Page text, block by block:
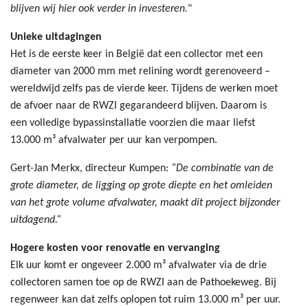
blijven wij hier ook verder in investeren."
Unieke uitdagingen
​Het is de eerste keer in België dat een collector met een
diameter van 2000 mm met relining wordt gerenoveerd –
wereldwijd zelfs pas de vierde keer. Tijdens de werken moet
de afvoer naar de RWZI gegarandeerd blijven. Daarom is
een volledige bypassinstallatie voorzien die maar liefst
13.000 m³ afvalwater per uur kan verpompen.
Gert-Jan Merkx, directeur Kumpen: “De combinatie van de
grote diameter, de ligging op grote diepte en het omleiden
van het grote volume afvalwater, maakt dit project bijzonder
uitdagend.”
Hogere kosten voor renovatie en vervanging
Elk uur komt er ongeveer 2.000 m³ afvalwater via de drie
collectoren samen toe op de RWZI aan de Pathoekeweg. Bij
regenweer kan dat zelfs oplopen tot ruim 13.000 m³ per uur.